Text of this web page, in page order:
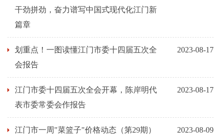
干劲拼劲，奋力谱写中国式现代化江门新
篇章
划重点！一图读懂江门市委十四届五次全
会报告
2023-08-17
江门市委十四届五次全会开幕，陈岸明代
表市委常委会作报告
2023-08-17
江门市一周"菜篮子"价格动态（第29期） 2023-08-09